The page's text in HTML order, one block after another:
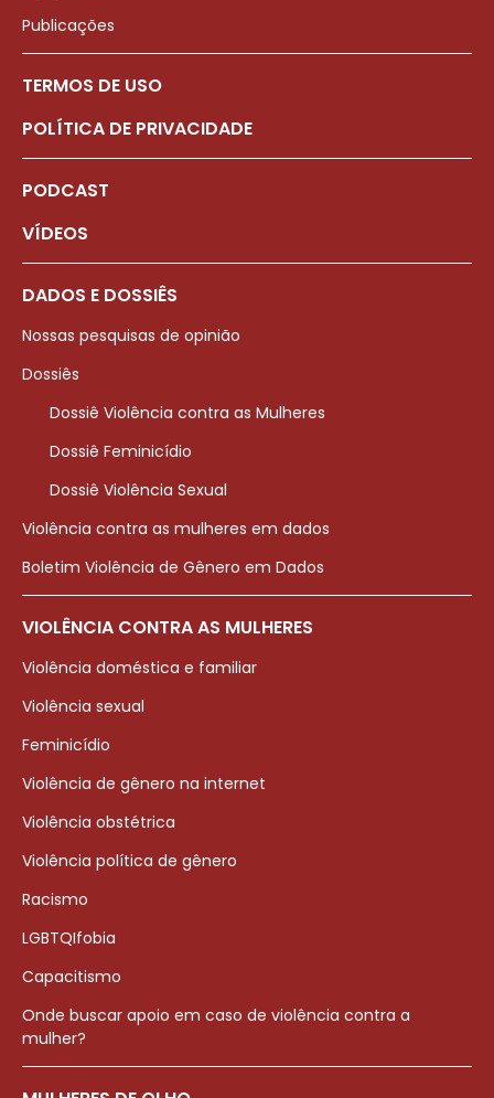
Publicações
TERMOS DE USO
POLÍTICA DE PRIVACIDADE
PODCAST
VÍDEOS
DADOS E DOSSIÊS
Nossas pesquisas de opinião
Dossiês
Dossiê Violência contra as Mulheres
Dossiê Feminicídio
Dossiê Violência Sexual
Violência contra as mulheres em dados
Boletim Violência de Gênero em Dados
VIOLÊNCIA CONTRA AS MULHERES
Violência doméstica e familiar
Violência sexual
Feminicídio
Violência de gênero na internet
Violência obstétrica
Violência política de gênero
Racismo
LGBTQIfobia
Capacitismo
Onde buscar apoio em caso de violência contra a
mulher?